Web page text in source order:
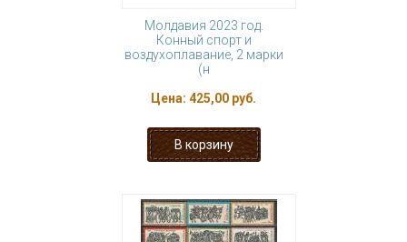
Молдавия 2023 год.
Конный спорт и
воздухоплавание, 2 марки
(н
Цена: 425,00 руб.